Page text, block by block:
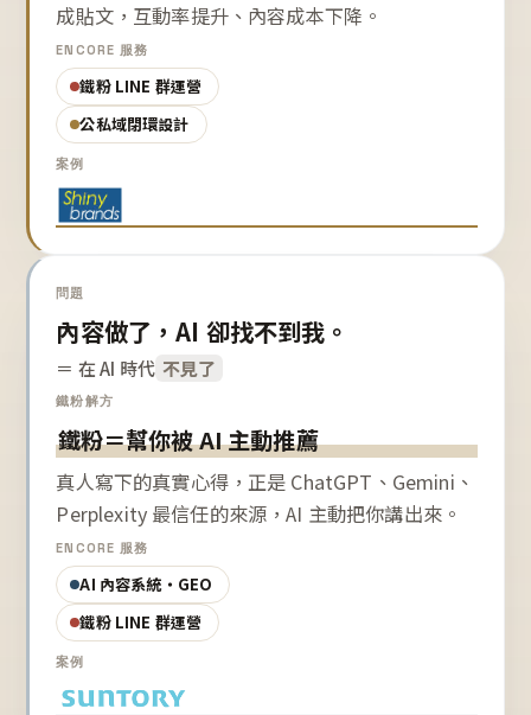
成貼文，互動率提升、內容成本下降。
ENCORE 服務
鐵粉 LINE 群運營
公私域閉環設計
案例
問題
內容做了，AI 卻找不到我。
＝ 在 AI 時代 不見了
鐵粉解方
鐵粉＝幫你被 AI 主動推薦
真人寫下的真實心得，正是 ChatGPT、Gemini、
Perplexity 最信任的來源，AI 主動把你講出來。
ENCORE 服務
AI 內容系統・GEO
鐵粉 LINE 群運營
案例